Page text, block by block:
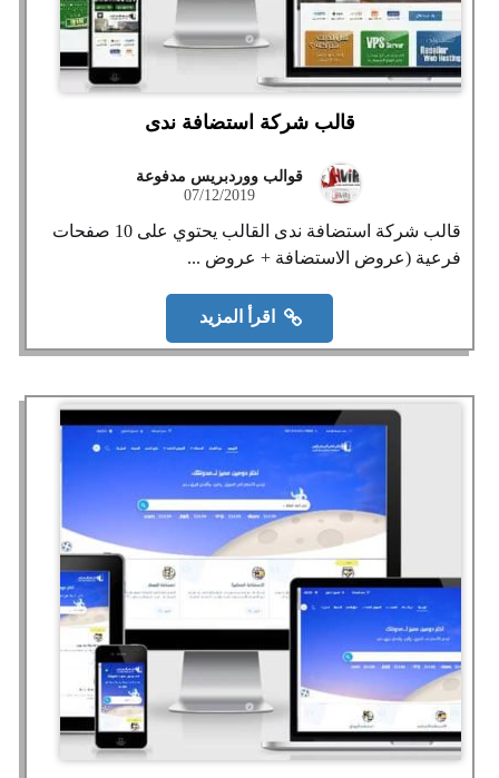
قالب شركة استضافة ندى
قوالب ووردبريس مدفوعة
07/12/2019
قالب شركة استضافة ندى القالب يحتوي على 10 صفحات
فرعية (عروض الاستضافة + عروض ...
اقرأ المزيد